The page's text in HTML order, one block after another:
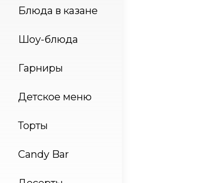
Блюда в казане
Шоу-блюда
Гарниры
Детское меню
Торты
Candy Bar